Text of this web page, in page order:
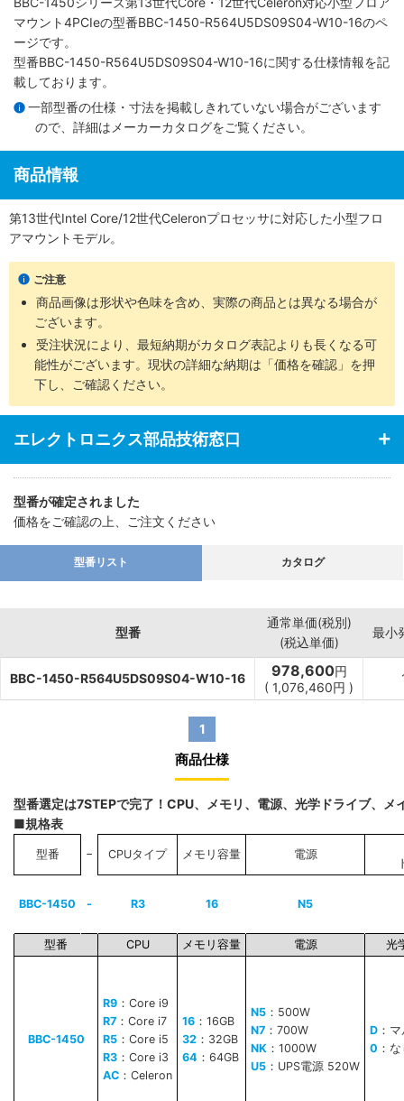
マウント4PCIeの型番BBC-1450-R564U5DS09S04-W10-16のペ
ージです。
型番BBC-1450-R564U5DS09S04-W10-16に関する仕様情報を記
載しております。
一部型番の仕様・寸法を掲載しきれていない場合がございます
ので、詳細は メーカーカタログをご覧ください。
商品情報
第13世代Intel Core/12世代Celeronプロセッサに対応した小型フロ
アマウントモデル。
ご注意
商品画像は形状や色味を含め、実際の商品とは異なる場合が
ございます。
受注状況により、最短納期がカタログ表記よりも長くなる可
能性がございます。現状の詳細な納期は「価格を確認」を押
下し、ご確認ください。
エレクトロニクス部品技術窓口
型番が確定されました
価格をご確認の上、ご注文ください
型番リスト カタログ
型番
通常単価(税別)
(税込単価)
最小
BBC-1450-R564U5DS09S04-W10-16 978,600円
( 1,076,460円 )
1
商品仕様
型番選定は7STEPで完了！CPU、メモリ、電源、光学ドライブ、
■規格表
型番 − CPUタイプ メモリ容量 電源
BBC-1450 - R3 16 N5
型番 CPU メモリ容量 電源 光
BBC-1450
R9 ：Core i9
R7 ：Core i7
R5 ：Core i5
R3 ：Core i3
AC ：Celeron
16 ：16GB
32 ：32GB
64 ：64GB
N5 ：500W
N7 ：700W
NK ：1000W
U5 ：UPS電源 520W
D ：
0 ：